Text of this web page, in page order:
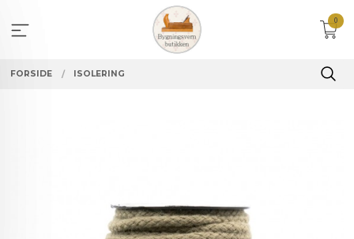
innholdet
0
FORSIDE ISOLERING